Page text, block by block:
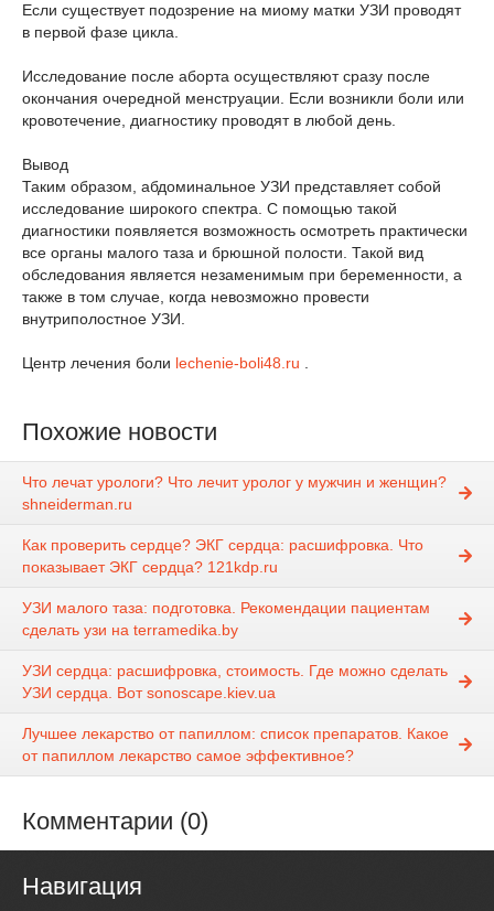
Если существует подозрение на миому матки УЗИ проводят
в первой фазе цикла.
Исследование после аборта осуществляют сразу после
окончания очередной менструации. Если возникли боли или
кровотечение, диагностику проводят в любой день.
Вывод
Таким образом, абдоминальное УЗИ представляет собой
исследование широкого спектра. С помощью такой
диагностики появляется возможность осмотреть практически
все органы малого таза и брюшной полости. Такой вид
обследования является незаменимым при беременности, а
также в том случае, когда невозможно провести
внутриполостное УЗИ.
Центр лечения боли lechenie-boli48.ru
Похожие новости
Что лечат урологи? Что лечит уролог у мужчин и женщин?
shneiderman.ru
Как проверить сердце? ЭКГ сердца: расшифровка. Что
показывает ЭКГ сердца? 121kdp.ru
УЗИ малого таза: подготовка. Рекомендации пациентам
сделать узи на terramedika.by
УЗИ сердца: расшифровка, стоимость. Где можно сделать
УЗИ сердца. Вот sonoscape.kiev.ua
Лучшее лекарство от папиллом: список препаратов. Какое
от папиллом лекарство самое эффективное?
Комментарии (0)
Навигация